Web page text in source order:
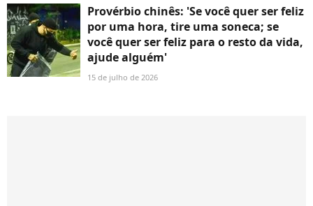
Provérbio chinês: 'Se você quer ser feliz
por uma hora, tire uma soneca; se
você quer ser feliz para o resto da vida,
ajude alguém'
15 de julho de 2026